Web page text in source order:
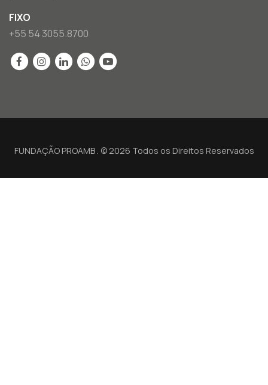
FIXO
+55 54 3055.8700
FUNDAÇÃO PROAMB . © 2026 Todos os Direitos Reservados